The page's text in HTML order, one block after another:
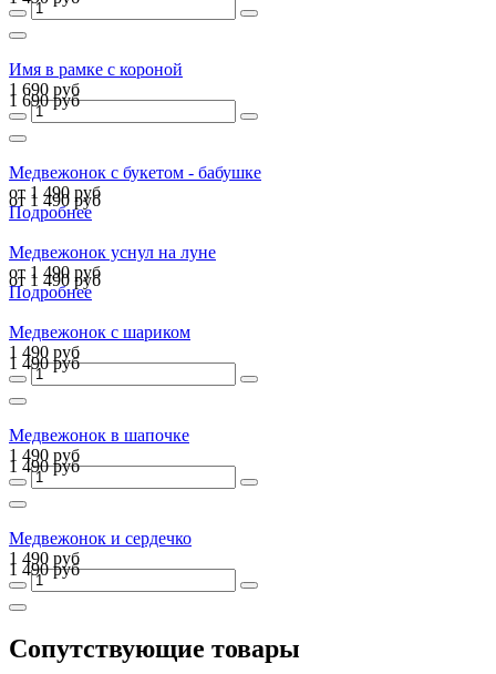
Имя в рамке с короной
1 690 руб
1 690 руб
Медвежонок с букетом - бабушке
от 1 490 руб
от 1 490 руб
Подробнее
Медвежонок уснул на луне
от 1 490 руб
от 1 490 руб
Подробнее
Медвежонок с шариком
1 490 руб
1 490 руб
Медвежонок в шапочке
1 490 руб
1 490 руб
Медвежонок и сердечко
1 490 руб
1 490 руб
Сопутствующие товары